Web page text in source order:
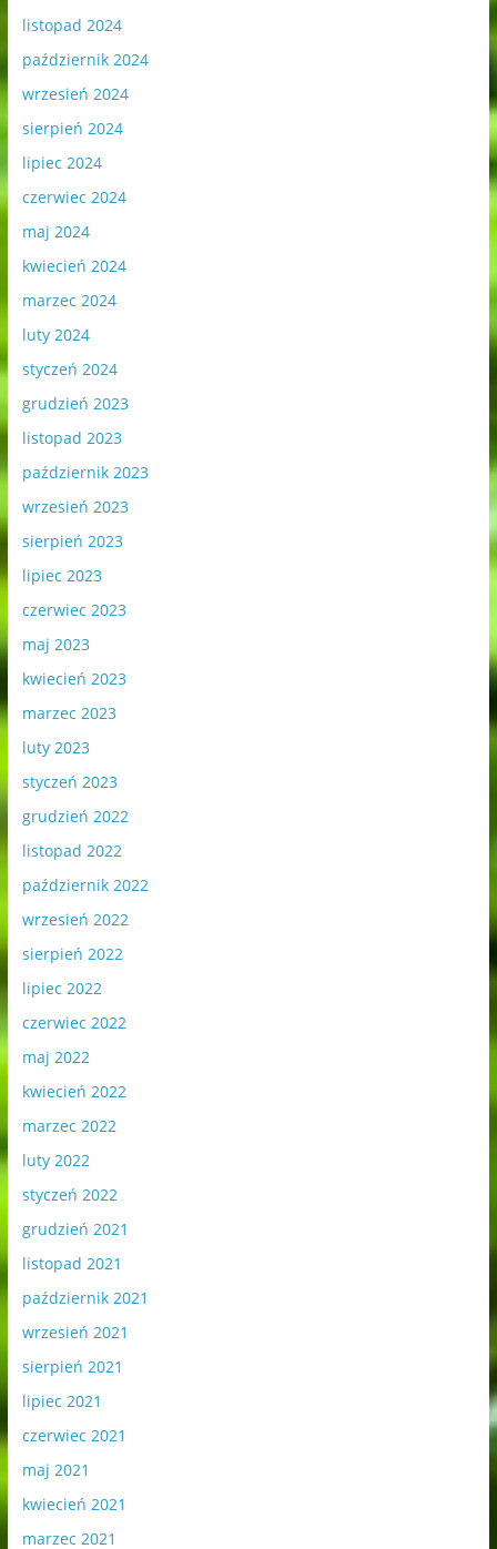
listopad 2024
październik 2024
wrzesień 2024
sierpień 2024
lipiec 2024
czerwiec 2024
maj 2024
kwiecień 2024
marzec 2024
luty 2024
styczeń 2024
grudzień 2023
listopad 2023
październik 2023
wrzesień 2023
sierpień 2023
lipiec 2023
czerwiec 2023
maj 2023
kwiecień 2023
marzec 2023
luty 2023
styczeń 2023
grudzień 2022
listopad 2022
październik 2022
wrzesień 2022
sierpień 2022
lipiec 2022
czerwiec 2022
maj 2022
kwiecień 2022
marzec 2022
luty 2022
styczeń 2022
grudzień 2021
listopad 2021
październik 2021
wrzesień 2021
sierpień 2021
lipiec 2021
czerwiec 2021
maj 2021
kwiecień 2021
marzec 2021